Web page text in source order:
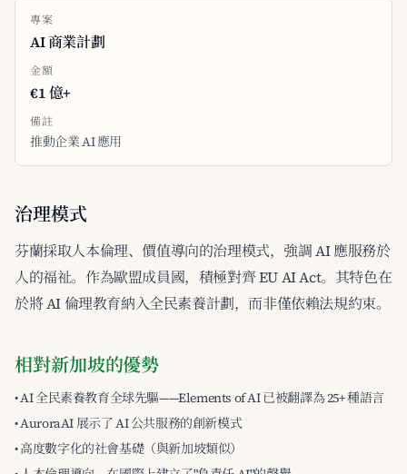
專案
AI 商業計劃
金額
€1 億+
備註
推動企業 AI 應用
治理模式
芬蘭採取人本倫理、價值導向的治理模式，強調 AI 應服務於
人的福祉。作為歐盟成員國，積極對齊 EU AI Act。其特色在
於將 AI 倫理教育納入全民素養計劃，而非僅依賴法規約束。
相對新加坡的優勢
• AI 全民素養教育全球先驅——Elements of AI 已被翻譯為 25+ 種語言
• AuroraAI 展示了 AI 公共服務的創新模式
• 高度數字化的社會基礎（與新加坡類似）